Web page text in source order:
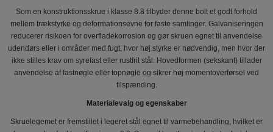
Som en konstruktionsskrue i klasse 8.8 tilbyder denne bolt et godt forhold
mellem trækstyrke og deformationsevne for faste samlinger. Galvaniseringen
reducerer risikoen for overfladekorrosion og gør skruen egnet til anvendelse
udendørs eller i områder med fugt, hvor høj styrke er nødvendig, men hvor der
ikke stilles krav om syrefast eller rustfrit stål. Hovedformen (sekskant) tillader
anvendelse af fastnøgle eller topnøgle og sikrer høj momentoverførsel ved
tilspænding.
Materialevalg og egenskaber
Skruelegemet er fremstillet i legeret stål egnet til varmebehandling, hvilket er